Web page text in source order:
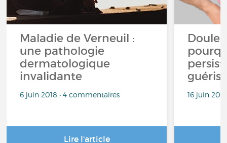
Maladie de Verneuil :
une pathologie
dermatologique
invalidante
6 juin 2018 • 4 commentaires
Lire l'article
16 juin